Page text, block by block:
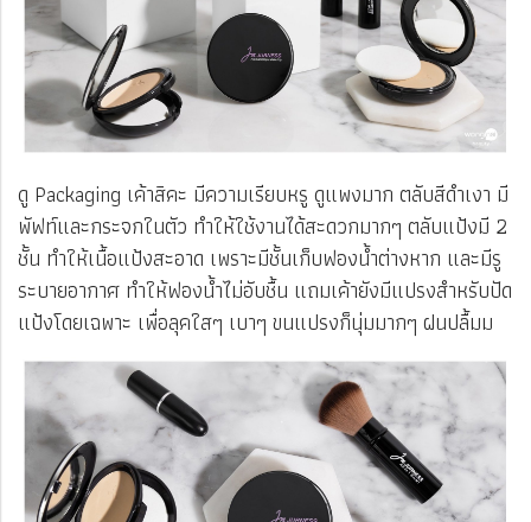
ดู Packaging เค้าสิคะ มีความเรียบหรู ดูแพงมาก ตลับสีดำเงา มี
พัฟท์และกระจกในตัว ทำให้ใช้งานได้สะดวกมากๆ ตลับแป้งมี 2
ชั้น ทำให้เนื้อแป้งสะอาด เพราะมีชั้นเก็บฟองน้ำต่างหาก และมีรู
ระบายอากาศ ทำให้ฟองน้ำไม่อับชื้น แถมเค้ายังมีแปรงสำหรับปัด
แป้งโดยเฉพาะ เพื่อลุคใสๆ เบาๆ ขนแปรงก็นุ่มมากๆ ฝนปลื้มม